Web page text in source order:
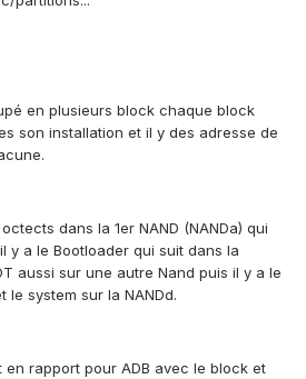
en plusieurs block chaque block
son installation et il y des adresse de
dans la 1er NAND (NANDa) qui
y a le Bootloader qui suit dans la
aussi sur une autre Nand puis il y a le
system sur la NANDd.
en rapport pour ADB avec le block et